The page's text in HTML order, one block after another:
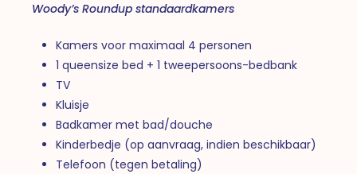
Woody’s Roundup standaardkamers
Kamers voor maximaal 4 personen
1 queensize bed + 1 tweepersoons-bedbank
TV
Kluisje
Badkamer met bad/douche
Kinderbedje (op aanvraag, indien beschikbaar)
Telefoon (tegen betaling)